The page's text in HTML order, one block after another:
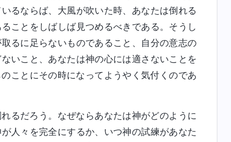
るならば、大風が吹いた時、あなたは倒れる
ことをしばしば見つめるべきである。そうし
るに足らないものであること、自分の意志の
いこと、あなたは神の心には適さないことを
ことにその時になってようやく気付くのであ
るだろう。なぜならあなたは神がどのように
人々を完全にするか、いつ神の試練があなた